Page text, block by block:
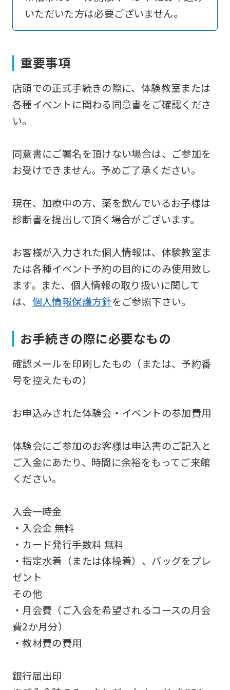
いただいた方は必要ございません。
重要事項
店頭での正式手続きの際に、体験教室または
各種イベントに関わる同意書をご確認くださ
い。
同意書にご署名を頂けない場合は、ご参加を
お受けできません。予めご了承ください。
現在、加療中の方、薬を飲んでいるお子様は
診断書を提出して頂く場合がございます。
お客様が入力された個人情報は、体験教室ま
たは各種イベント予約の目的にのみ使用致し
ます。また、個人情報の取り扱いに関して
は、 個人情報保護方針をご参照下さい。
お手続きの際に必要なもの
確認メールを印刷したもの（または、予約番
号を控えたもの）
お申込みされた体験会・イベントの参加費用
体験会にご参加のお客様は申込書のご記入と
ご入金にあたり、時間に余裕をもってご来館
ください。
入会一時金
・入会金 無料
・カード発行手数料 無料
・指定水着（または体操着）、バッグをプレ
ゼント
その他
・月会費（ご入会を希望されるコースの月会
費2か月分）
・教材費の費用
銀行届出印
return
to
page.
However,
if
use
an
automatic
translation
service,
the
Japanese
version
of
this
website
be
translated
it
not
be
translation
may
the